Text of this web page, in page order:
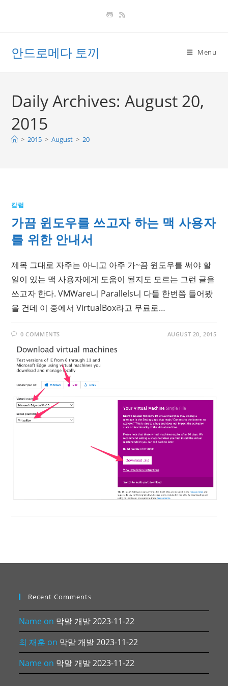
안드로메다 토끼 Menu
Daily Archives: August 20,
2015
> 2015 > August > 20
칼럼
가끔 윈도우를 쓰고자 하는 맥 사용자
를 위한 안내서
제목 그대로 자주는 아니고 아주 가~끔 윈도우를 써야 할
일이 있는 맥 사용자에게 도움이 될지도 모르는 그런 글을
쓰고자 한다. VMWare니 Parallels니 다들 한번쯤 들어봤
을 건데 이 중에서 VirtualBox라고 무료로…
0 COMMENTS AUGUST 20, 2015
Recent Comments
Name on 막말 개발 2023-11-22
최 재훈 on 막말 개발 2023-11-22
Name on 막말 개발 2023-11-22